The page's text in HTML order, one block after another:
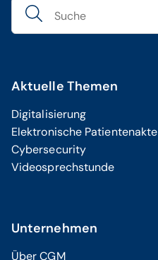
Aktuelle Themen
Digitalisierung
Elektronische Patientenakte
Cybersecurity
Videosprechstunde
Unternehmen
Über CGM